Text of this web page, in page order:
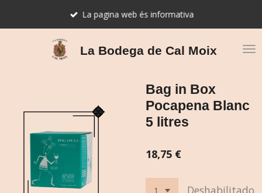
La Bodega de Cal Moix
La pagina web és informativa
Bag in Box
Pocapena Blanc
5 litres
18,75 €